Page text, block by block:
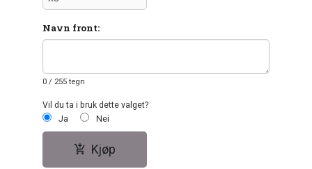
Navn front:
0 / 255 tegn
Vil du ta i bruk dette valget?
Ja
Nei
Kjøp